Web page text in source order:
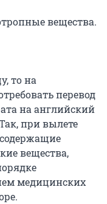
вещества.
то на
перевод
на английский
при вылете
вещества,
медицинских